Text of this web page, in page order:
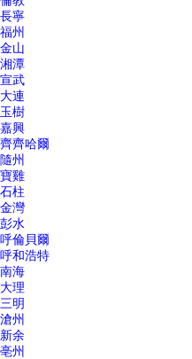
長寧
福州
金山
湘潭
宣武
大連
玉樹
嘉興
齊齊哈爾
隨州
寶雞
石柱
金灣
彭水
呼倫貝爾
呼和浩特
南海
大理
三明
滄州
新余
亳州